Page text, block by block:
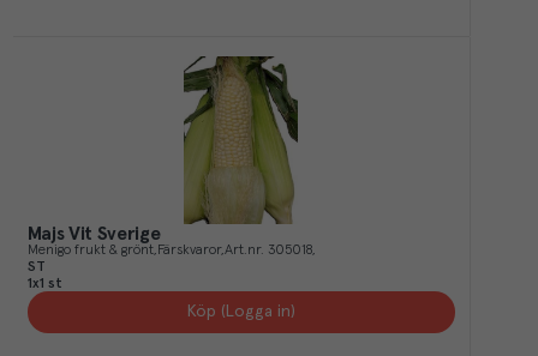
Majs Vit Sverige
Menigo frukt & grönt Färskvaror Art.nr. 305018
ST
1x1 st
Köp (Logga in)